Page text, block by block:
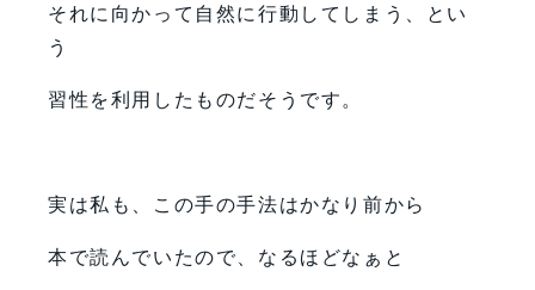
それに向かって自然に行動してしまう、とい
う
習性を利用したものだそうです。
実は私も、この手の手法はかなり前から
本で読んでいたので、なるほどなぁと